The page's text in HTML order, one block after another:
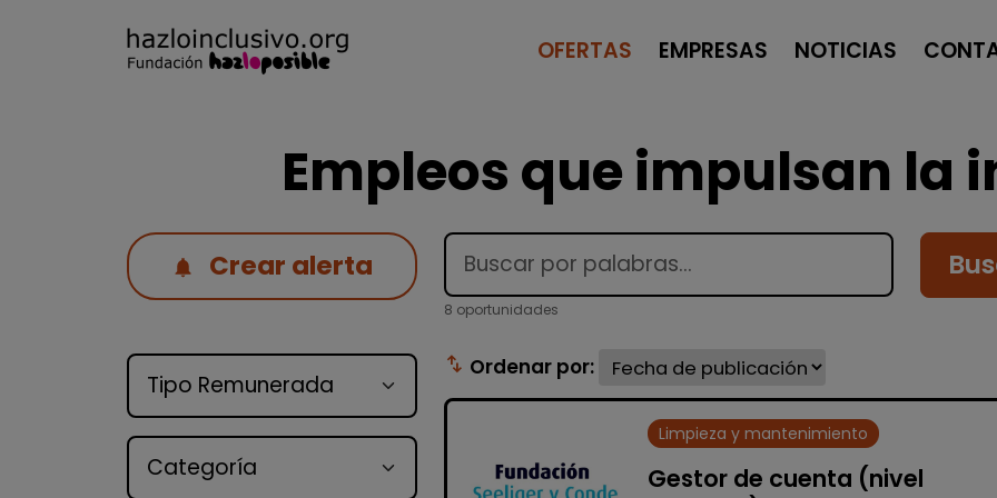
OFERTAS EMPRESAS NOTICIAS
Empleos que impulsan la
Crear alerta
Tipo de oferta
Categoría
8 oportunidades
swap_vert Ordenar por:
Limpieza y mantenimiento
Gestor de cuenta (nivel